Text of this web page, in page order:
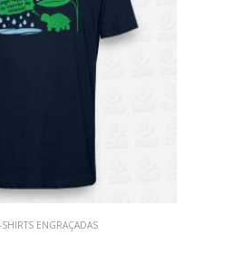
SHIRTS ENGRAÇADAS